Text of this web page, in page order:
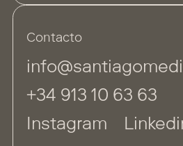
Contacto
+34 913 10 63 63
Instagram